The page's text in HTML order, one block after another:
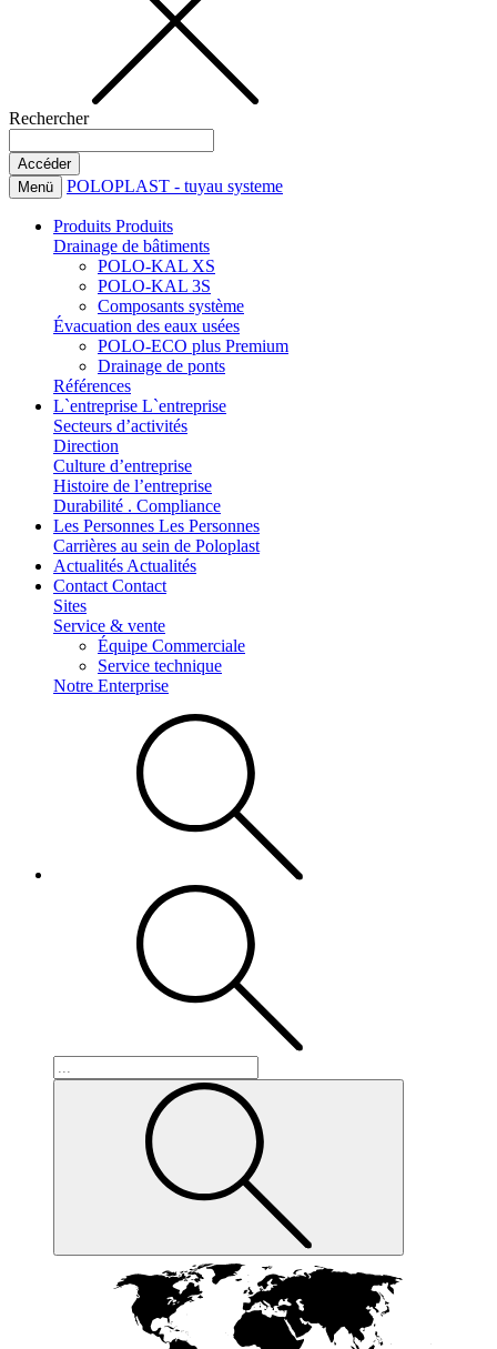
Rechercher
Menü POLOPLAST - tuyau systeme
Produits Produits
Drainage de bâtiments
POLO-KAL XS
POLO-KAL 3S
Composants système
Évacuation des eaux usées
POLO-ECO plus Premium
Drainage de ponts
Références
L`entreprise L`entreprise
Secteurs d’activités
Direction
Culture d’entreprise
Histoire de l’entreprise
Durabilité . Compliance
Les Personnes Les Personnes
Carrières au sein de Poloplast
Actualités Actualités
Contact Contact
Sites
Service & vente
Équipe Commerciale
Service technique
Notre Enterprise